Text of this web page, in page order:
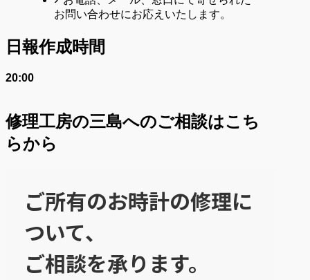
お問い合わせにお応えいたします。
日報作成時間
20:00
修理工房の三島へのご相談はこち
らから